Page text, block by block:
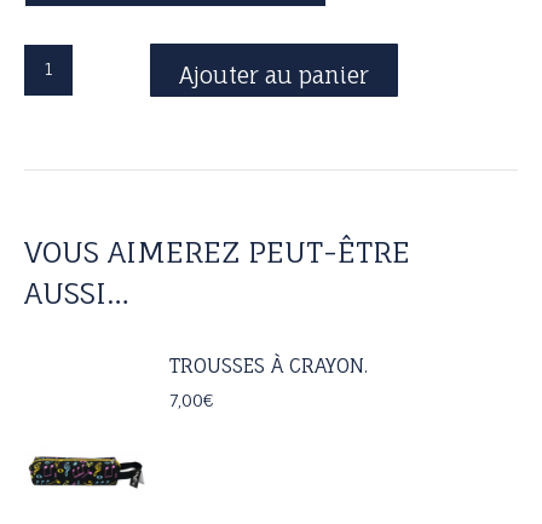
Ajouter au panier
VOUS AIMEREZ PEUT-ÊTRE
AUSSI…
TROUSSES À CRAYON.
7,00€